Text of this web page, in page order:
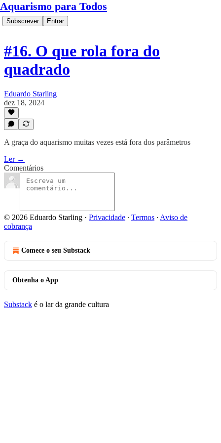
Aquarismo para Todos
Subscrever Entrar
#16. O que rola fora do
quadrado
Eduardo Starling
dez 18, 2024
A graça do aquarismo muitas vezes está fora dos parâmetros
Ler →
Comentários
© 2026 Eduardo Starling · Privacidade ∙ Termos ∙ Aviso de
cobrança
Comece o seu Substack
Obtenha o App
Substack é o lar da grande cultura